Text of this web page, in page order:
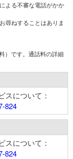
よる不審な電話がかか
尋ねすることはありま
）です。通話料の詳細
スについて：
824
スについて：
824